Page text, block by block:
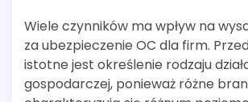
Wiele czynników ma wpływ na
za ubezpieczenie OC dla firm.
istotne jest określenie rodzaju
gospodarczej, ponieważ różne